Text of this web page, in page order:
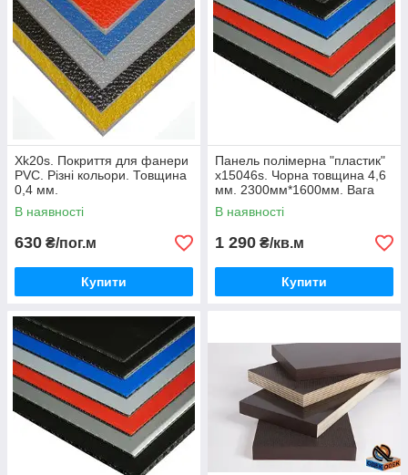
Як зробити покупку?
Виберіть
Вам товар
Зателефон
уйте за
заявку на
сайті
уємо
для
узгодження
інформації
Внесіть
вибравши
найбільш
спосіб
покупку по
Xk20s. Покриття для фанери
PVC. Різні кольори. Товщина
0,4 мм.
В наявності
630 ₴/пог.м
Купити
Панель полімерна "пластик"
x15046s. Чорна товщина 4,6
мм. 2300мм*1600мм. Вага
листа 6,624 кг. На
замовлення
В наявності
1 290 ₴/кв.м
Купити